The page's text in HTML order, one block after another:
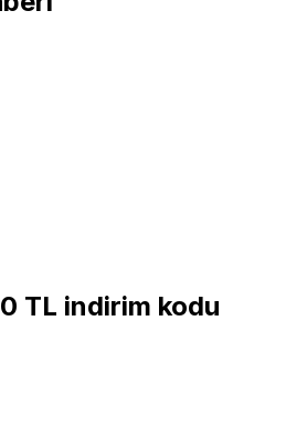
TL indirim kodu